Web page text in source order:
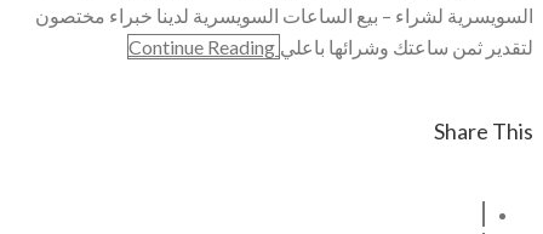
السويسرية لشراء – بيع الساعات السويسرية لدينا خبراء مختصون
لتقدير ثمن ساعتك وشرائها باعلي
Share This